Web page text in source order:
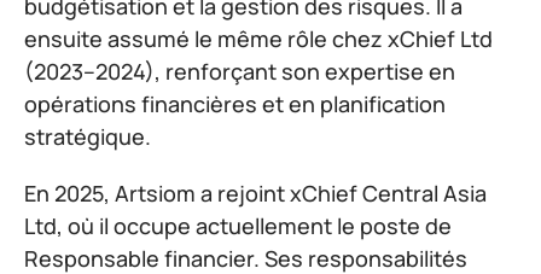
budgétisation et la gestion des risques. Il a
ensuite assumé le même rôle chez xChief Ltd
(2023–2024), renforçant son expertise en
opérations financières et en planification
stratégique.
En 2025, Artsiom a rejoint xChief Central Asia
Ltd, où il occupe actuellement le poste de
Responsable financier. Ses responsabilités